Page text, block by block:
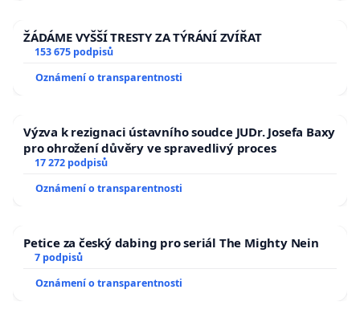
ŽÁDÁME VYŠŠÍ TRESTY ZA TÝRÁNÍ ZVÍŘAT
153 675 podpisů
Oznámení o transparentnosti
Výzva k rezignaci ústavního soudce JUDr. Josefa Baxy
pro ohrožení důvěry ve spravedlivý proces
17 272 podpisů
Oznámení o transparentnosti
Petice za český dabing pro seriál The Mighty Nein
7 podpisů
Oznámení o transparentnosti